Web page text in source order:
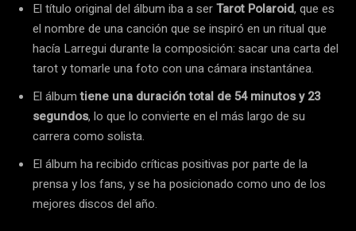
El título original del álbum iba a serTarot Polaroid, que es
el nombre de una canción que se inspiró en un ritual que
hacía Larregui durante la composición: sacar una carta del
tarot y tomarle una foto con una cámara instantánea.
El álbumtiene una duración total de 54 minutos y 23
segundos, lo que lo convierte en el más largo de su
carrera como solista.
El álbum ha recibido críticas positivas por parte de la
prensa y los fans, y se ha posicionado como uno de los
mejores discos del año.